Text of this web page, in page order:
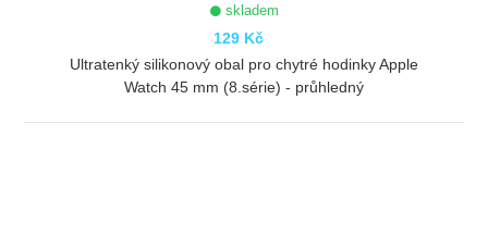
skladem
129 Kč
Ultratenký silikonový obal pro chytré hodinky Apple
Watch 45 mm (8.série) - průhledný